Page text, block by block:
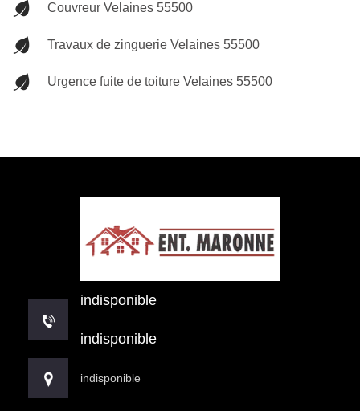
Couvreur Velaines 55500
Travaux de zinguerie Velaines 55500
Urgence fuite de toiture Velaines 55500
indisponible
indisponible
indisponible